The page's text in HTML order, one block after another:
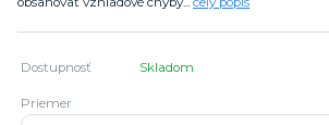
Dostupnosť Skladom
Priemer